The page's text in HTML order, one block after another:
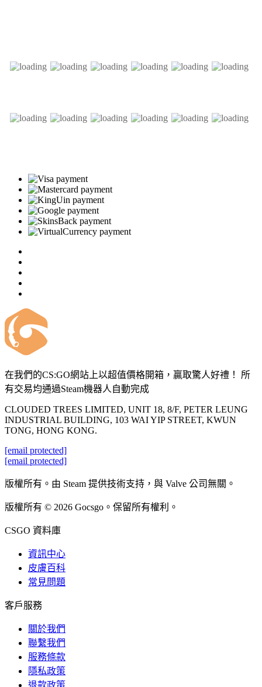
在我們的CS:GO網站上以超值價格開箱，贏取驚人好禮！ 所
有交易均通過Steam機器人自動完成
CLOUDED TREES LIMITED, UNIT 18, 8/F, PETER LEUNG
INDUSTRIAL BUILDING, 103 WAI YIP STREET, KWUN
TONG, HONG KONG.
[email protected]
[email protected]
版權所有。由 Steam 提供技術支持，與 Valve 公司無關。
版權所有 © 2026 Gocsgo。保留所有權利。
CSGO 資料庫
資訊中心
皮膚百科
常見問題
客戶服務
關於我們
聯繫我們
服務條款
隱私政策
退款政策